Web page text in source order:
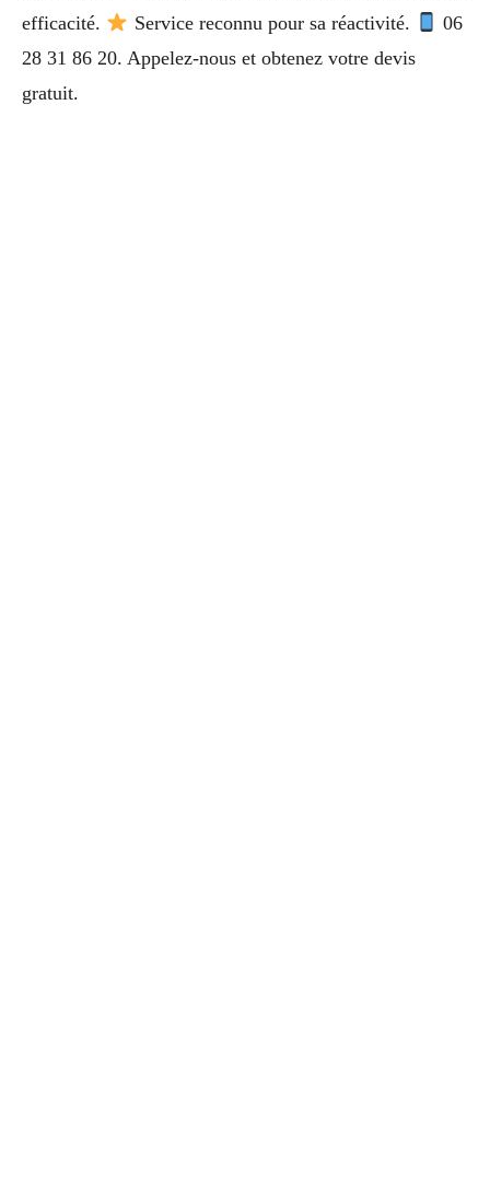
efficacité.
Service reconnu pour sa réactivité.
06
28 31 86 20. Appelez-nous et obtenez votre devis
gratuit.